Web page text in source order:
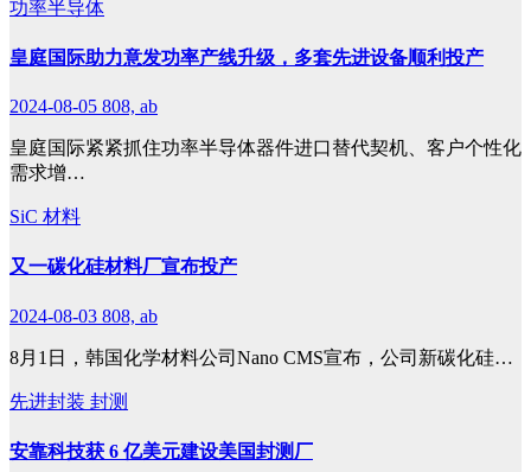
功率半导体
皇庭国际助力意发功率产线升级，多套先进设备顺利投产
2024-08-05 808, ab
皇庭国际紧紧抓住功率半导体器件进口替代契机、客户个性化
需求增…
SiC 材料
又一碳化硅材料厂宣布投产
2024-08-03 808, ab
8月1日，韩国化学材料公司Nano CMS宣布，公司新碳化硅…
先进封装 封测
安靠科技获 6 亿美元建设美国封测厂